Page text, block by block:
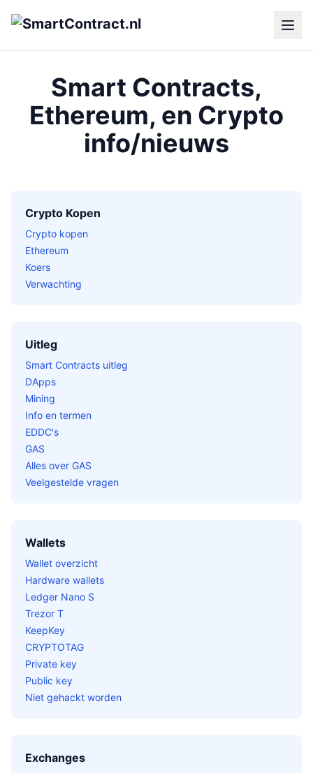
Smart Contracts,
Ethereum, en Crypto
info/nieuws
Crypto Kopen
Crypto kopen
Ethereum
Koers
Verwachting
Uitleg
Smart Contracts uitleg
DApps
Mining
Info en termen
EDDC's
GAS
Alles over GAS
Veelgestelde vragen
Wallets
Wallet overzicht
Hardware wallets
Ledger Nano S
Trezor T
KeepKey
CRYPTOTAG
Private key
Public key
Niet gehackt worden
Exchanges